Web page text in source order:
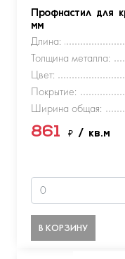
Профнастил для
мм
Длина:
Толщина металла:
Цвет:
Покрытие:
Ширина общая:
861 ₽ / кв.м
В КОРЗИНУ